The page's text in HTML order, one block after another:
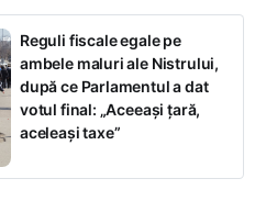
Reguli fiscale egale pe
ambele maluri ale Nistrului,
după ce Parlamentul a dat
votul final: „Aceeași țară,
aceleași taxe”